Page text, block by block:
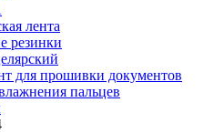
лента
резинки
для прошивки документов
пальцев